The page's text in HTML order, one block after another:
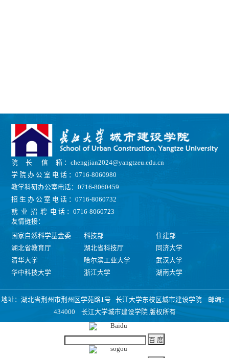
院 长 信 箱 ：chengjian2024@yangtzeu.edu.cn
学 院 办 公 室 电 话 ：0716-8060980
教学科研办公室电话：0716-8060459
招 生 办 公 室 电 话 ：0716-8060732
就 业 招 聘 电 话 ：0716-8060723
友情链接：
国家自然科学基金委
科技部
住建部
湖北省教育厅
湖北省科技厅
同济大学
清华大学
哈尔滨工业大学
武汉大学
华中科技大学
浙江大学 湖南大学
地址：湖北省荆州市荆州区学苑路1号 长江大学东校区城市建设学院 邮编：
434000 长江大学城市建设学院 版权所有